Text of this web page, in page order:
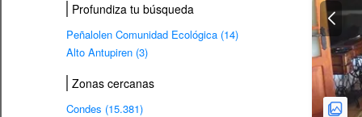
Profundiza tu búsqueda
Peñalolen Comunidad Ecológica (14)
Alto Antupiren (3)
Zonas cercanas
Condes (15.381)